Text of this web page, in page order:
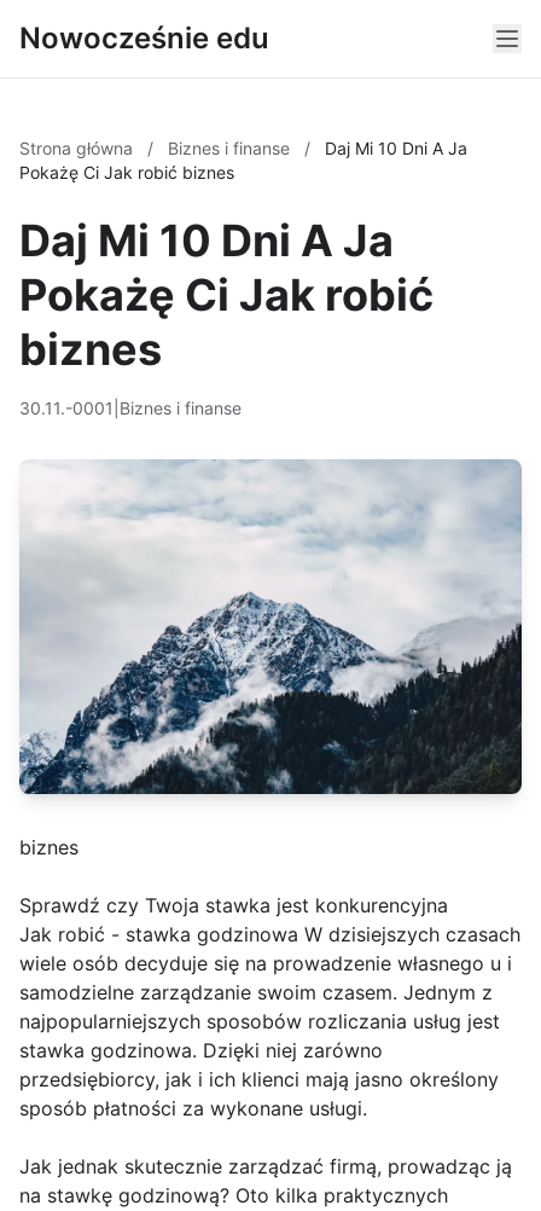
Nowocześnie edu
Strona główna / Biznes i finanse /
Daj Mi 10 Dni A Ja
Pokażę Ci Jak robić biznes
Daj Mi 10 Dni A Ja
Pokażę Ci Jak robić
biznes
30.11.-0001 Biznes i finanse
biznes
Sprawdź czy Twoja stawka jest konkurencyjna
Jak robić - stawka godzinowa W dzisiejszych czasach
wiele osób decyduje się na prowadzenie własnego u i
samodzielne zarządzanie swoim czasem. Jednym z
najpopularniejszych sposobów rozliczania usług jest
stawka godzinowa. Dzięki niej zarówno
przedsiębiorcy, jak i ich klienci mają jasno określony
sposób płatności za wykonane usługi.
Jak jednak skutecznie zarządzać firmą, prowadząc ją
na stawkę godzinową? Oto kilka praktycznych